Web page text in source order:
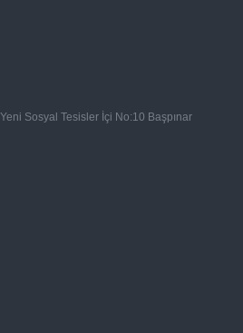
Sosyal Tesisler İçi No:10 Başpınar